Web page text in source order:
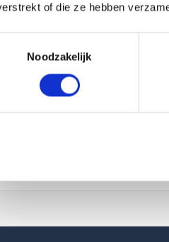
of die ze hebben
Noodzakelijk